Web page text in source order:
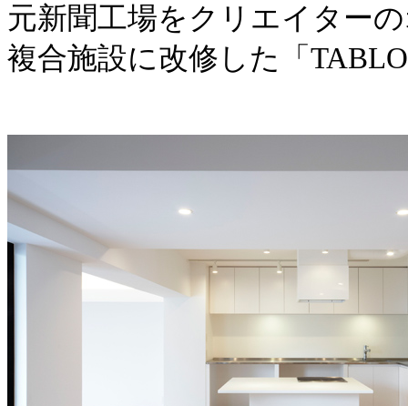
元新聞工場をクリエイター
複合施設に改修した「